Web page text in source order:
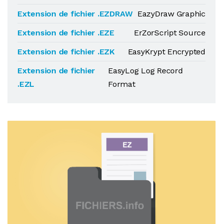
Extension de fichier .EZDRAW EazyDraw Graphic
Extension de fichier .EZE
ErZorScript Source
Extension de fichier .EZK
EasyKrypt Encrypted
Extension de fichier
.EZL
EasyLog Log Record
Format